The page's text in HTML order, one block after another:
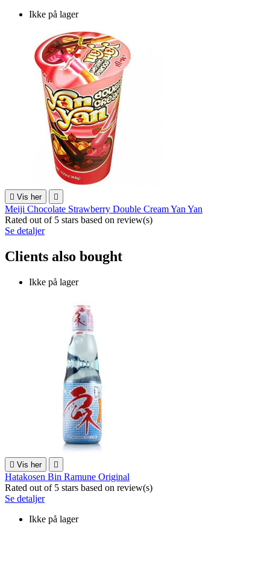
Ikke på lager
 Vis her 
Meiji Chocolate Strawberry Double Cream Yan Yan
Rated out of 5 stars based on review(s)
Se detaljer
Clients also bought
Ikke på lager
 Vis her 
Hatakosen Bin Ramune Original
Rated out of 5 stars based on review(s)
Se detaljer
Ikke på lager